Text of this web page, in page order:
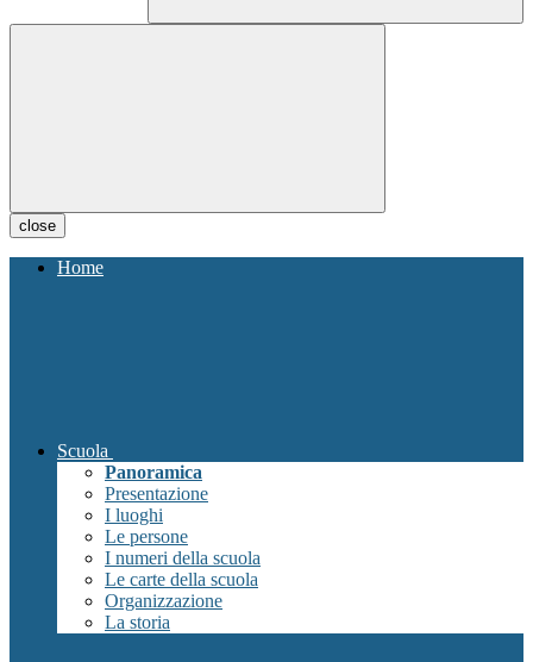
close
Home
Scuola
Panoramica
Presentazione
I luoghi
Le persone
I numeri della scuola
Le carte della scuola
Organizzazione
La storia